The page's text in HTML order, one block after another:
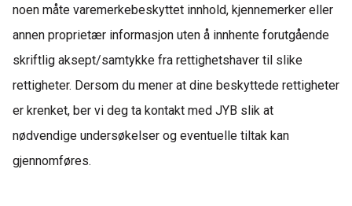
noen måte varemerkebeskyttet innhold, kjennemerker eller
annen proprietær informasjon uten å innhente forutgående
skriftlig aksept/samtykke fra rettighetshaver til slike
rettigheter. Dersom du mener at dine beskyttede rettigheter
er krenket, ber vi deg ta kontakt med JYB slik at
nødvendige undersøkelser og eventuelle tiltak kan
gjennomføres.